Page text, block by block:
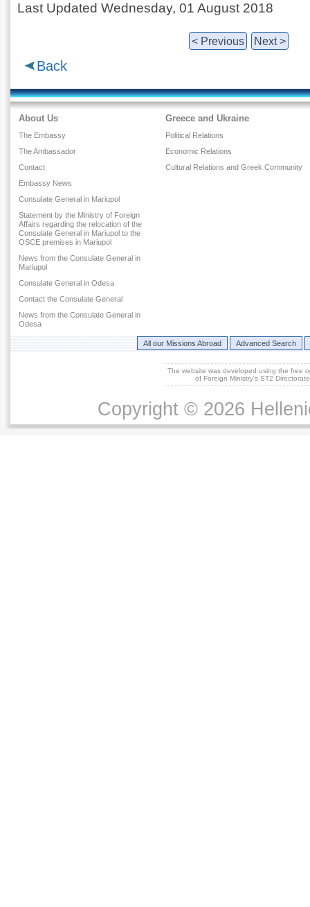
Last Updated Wednesday, 01 August 2018
< Previous Next >
Back
About Us
The Embassy
The Ambassador
Contact
Embassy News
Consulate General in Mariupol
Statement by the Ministry of Foreign
Affairs regarding the relocation of the
Consulate General in Mariupol to the
OSCE premises in Mariupol
News from the Consulate General in
Mariupol
Consulate General in Odesa
Contact the Consulate General
News from the Consulate General in
Odesa
Greece and Ukraine
Political Relations
Economic Relations
Cultural Relations and Greek Community
All our Missions Abroad Advanced Search
The website was developed using the free
of Foreign Ministry's ST2
Copyright © 2026